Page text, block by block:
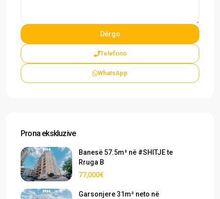
Telefono
WhatsApp
Prona ekskluzive
Banesë 57.5m² në #SHITJE te
Rruga B
77,000€
Garsonjere 31m² neto në